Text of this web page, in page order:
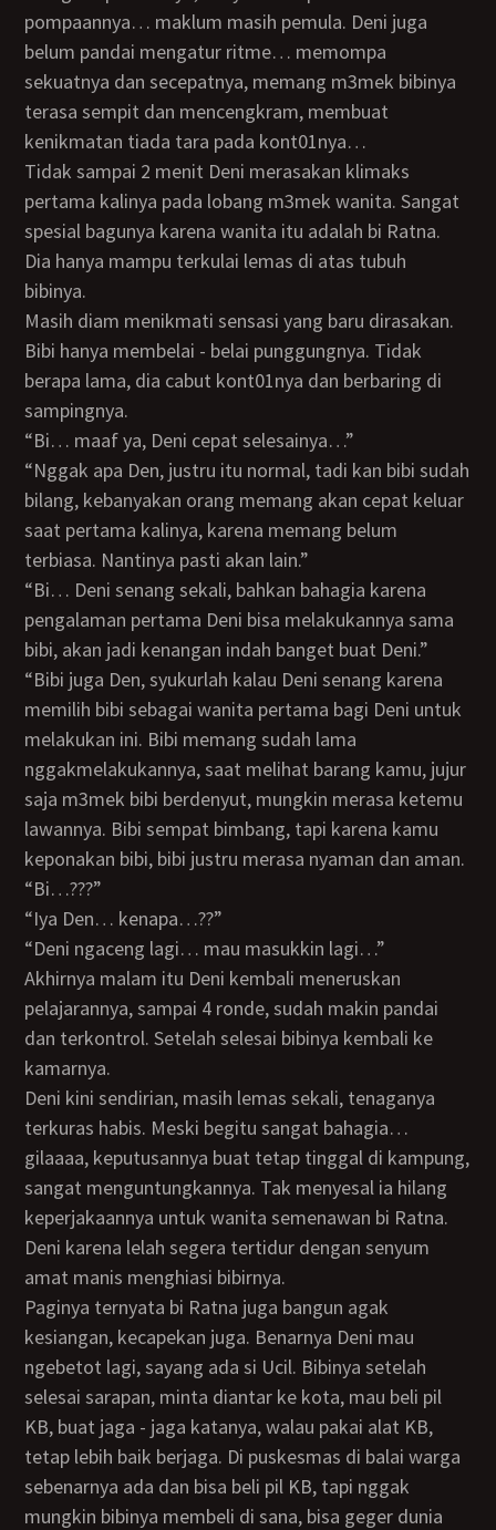
pompaannya… maklum masih pemula. Deni juga
belum pandai mengatur ritme… memompa
sekuatnya dan secepatnya, memang m3mek bibinya
terasa sempit dan mencengkram, membuat
kenikmatan tiada tara pada kont01nya…
Tidak sampai 2 menit Deni merasakan klimaks
pertama kalinya pada lobang m3mek wanita. Sangat
spesial bagunya karena wanita itu adalah bi Ratna.
Dia hanya mampu terkulai lemas di atas tubuh
bibinya.
Masih diam menikmati sensasi yang baru dirasakan.
Bibi hanya membelai - belai punggungnya. Tidak
berapa lama, dia cabut kont01nya dan berbaring di
sampingnya.
“Bi… maaf ya, Deni cepat selesainya…”
“Nggak apa Den, justru itu normal, tadi kan bibi sudah
bilang, kebanyakan orang memang akan cepat keluar
saat pertama kalinya, karena memang belum
terbiasa. Nantinya pasti akan lain.”
“Bi… Deni senang sekali, bahkan bahagia karena
pengalaman pertama Deni bisa melakukannya sama
bibi, akan jadi kenangan indah banget buat Deni.”
“Bibi juga Den, syukurlah kalau Deni senang karena
memilih bibi sebagai wanita pertama bagi Deni untuk
melakukan ini. Bibi memang sudah lama
nggakmelakukannya, saat melihat barang kamu, jujur
saja m3mek bibi berdenyut, mungkin merasa ketemu
lawannya. Bibi sempat bimbang, tapi karena kamu
keponakan bibi, bibi justru merasa nyaman dan aman.
“Bi…???”
“Iya Den… kenapa…??”
“Deni ngaceng lagi… mau masukkin lagi…”
Akhirnya malam itu Deni kembali meneruskan
pelajarannya, sampai 4 ronde, sudah makin pandai
dan terkontrol. Setelah selesai bibinya kembali ke
kamarnya.
Deni kini sendirian, masih lemas sekali, tenaganya
terkuras habis. Meski begitu sangat bahagia…
gilaaaa, keputusannya buat tetap tinggal di kampung,
sangat menguntungkannya. Tak menyesal ia hilang
keperjakaannya untuk wanita semenawan bi Ratna.
Deni karena lelah segera tertidur dengan senyum
amat manis menghiasi bibirnya.
Paginya ternyata bi Ratna juga bangun agak
kesiangan, kecapekan juga. Benarnya Deni mau
ngebetot lagi, sayang ada si Ucil. Bibinya setelah
selesai sarapan, minta diantar ke kota, mau beli pil
KB, buat jaga - jaga katanya, walau pakai alat KB,
tetap lebih baik berjaga. Di puskesmas di balai warga
sebenarnya ada dan bisa beli pil KB, tapi nggak
mungkin bibinya membeli di sana, bisa geger dunia